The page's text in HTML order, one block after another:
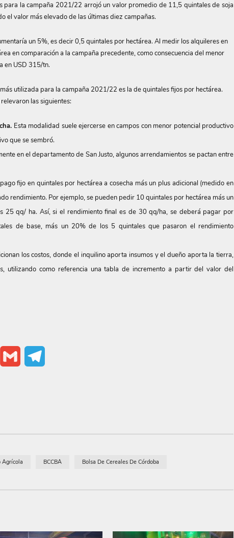
para la campaña 2021/22 arrojó un valor promedio de 11,5 quintales de soja
el valor más elevado de las últimas diez campañas.
un 5%, es decir 0,5 quintales por hectárea. Al medir los alquileres en
en comparación a la campaña precedente, como consecuencia del menor
en USD 315/tn.
utilizada para la campaña 2021/22 es la de quintales fijos por hectárea.
las siguientes:
Esta modalidad suele ejercerse en campos con menor potencial productivo
que se sembró.
en el departamento de San Justo, algunos arrendamientos se pactan entre
fijo en quintales por hectárea a cosecha más un plus adicional (medido en
rendimiento. Por ejemplo, se pueden pedir 10 quintales por hectárea más un
25 qq/ ha. Así, si el rendimiento final es de 30 qq/ha, se deberá pagar por
de base, más un 20% de los 5 quintales que pasaron el rendimiento
los costos, donde el inquilino aporta insumos y el dueño aporta la tierra,
utilizando como referencia una tabla de incremento a partir del valor del
Copy
Gmail
Agrícola BCCBA Bolsa De Cereales De Córdoba